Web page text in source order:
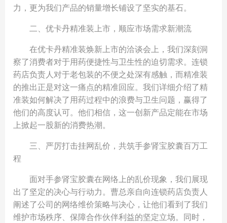
力，更为我们产品的销量增长铺设了坚实的基石。
二、优卡丹精准装上市，顺应市场需求新潮流
在优卡丹精准装焕新上市的洽谈会上，我们深刻洞
察了消费者对于用药便捷性与卫生性的迫切需求。连锁
药店负责人对于老包装的不便之处深有感触，而精准装
的推出正是对这一痛点的精准回应。我们详细介绍了精
准装如何解决了用药过程中的浪费与卫生问题，赢得了
他们的高度认可。他们相信，这一创新产品定能在市场
上掀起一股新的消费热潮。
三、严厉打击挂网乱价，共筑手参肾宝胶囊百万工
程
面对手参肾宝胶囊在网络上的乱价现象，我们展现
出了坚定的决心与行动力。曹总亲自向连锁药店负责人
阐述了公司的网络维价策略与决心，让他们看到了我们
维护市场秩序、保障合作伙伴利益的坚定立场。同时，